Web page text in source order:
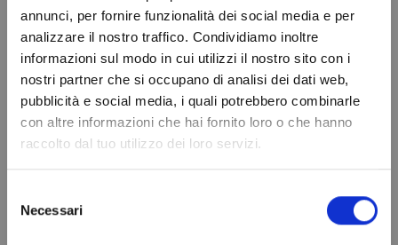
annunci, per fornire funzionalità dei social media e per
analizzare il nostro traffico. Condividiamo inoltre
informazioni sul modo in cui utilizzi il nostro sito con i
nostri partner che si occupano di analisi dei dati web,
pubblicità e social media, i quali potrebbero combinarle
con altre informazioni che hai fornito loro o che hanno
raccolto dal tuo utilizzo dei loro servizi.
delNecessari
R404A - 1,1 Lt -
0,75 kg. -
valvola ¼ -
SOSTITUITO DA
R448A
99,00 €
Aggiungi al
CON
INDICATORE
UMIDITA'
DI330N/6
43,99 €